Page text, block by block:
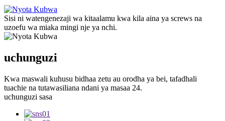
Sisi ni watengenezaji wa kitaalamu kwa kila aina ya screws na
uzoefu wa miaka mingi nje ya nchi.
uchunguzi
Kwa maswali kuhusu bidhaa zetu au orodha ya bei, tafadhali
tuachie na tutawasiliana ndani ya masaa 24.
uchunguzi sasa